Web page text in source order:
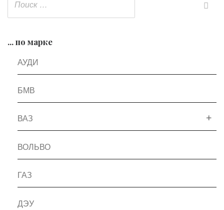
... по марке
АУДИ
БМВ
ВАЗ
ВОЛЬВО
ГАЗ
ДЭУ